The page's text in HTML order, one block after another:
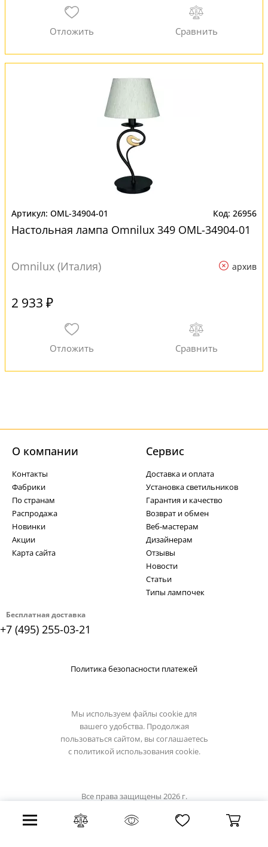
OML-34904-01 26956
Настольная лампа Omnilux 349 OML-34904-01
Omnilux (Италия) архив
2 933 ₽
Бесплатная доставка
+7 (495) 255-03-21
О компании
Контакты
Фабрики
По странам
Распродажа
Новинки
Акции
Карта сайта
Cервис
Доставка и оплата
Установка светильников
Гарантия и качество
Возврат и обмен
Веб-мастерам
Дизайнерам
Отзывы
Новости
Статьи
Типы лампочек
Политика безопасности платежей
Мы используем файлы cookie для
вашего удобства. Продолжая
пользоваться сайтом, вы соглашаетесь
с политикой использования cookie.
Все права защищены 2026 г.